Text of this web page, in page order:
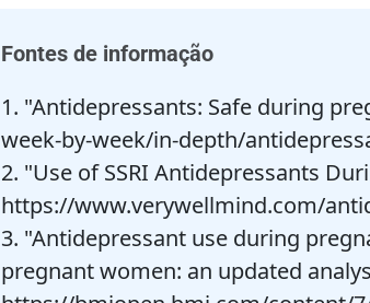
Fontes de informação
1. "Antidepressants: Safe during
week-by-week/in-depth/
2. "Use of SSRI Antidepressants
https://www.verywellmind.com/
3. "Antidepressant use during
pregnant women: an updated